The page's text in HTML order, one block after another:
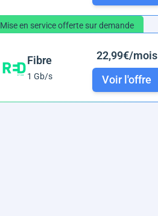
Mise en service offerte sur demande
Fibre
1 Gb/s
22,99€/mois
Voir l'offre